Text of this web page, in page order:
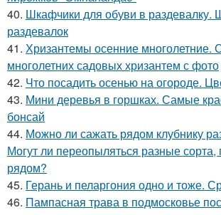
40. Шкафчики для обуви в раздевалку.
раздевалок
41. Хризантемы осенние многолетние.
многолетних садовых хризантем с фото
42. Что посадить осенью на огороде.
43. Мини деревья в горшках. Самые
бонсай
44. Можно ли сажать рядом клубнику
Могут ли переопыляться разные
рядом?
45. Герань и пеларгония одно и тоже.
46. Пампасная трава в подмосковье